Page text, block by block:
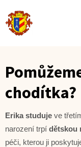
chodítka?
Erika studuje ve
narození trpí dětskou
péči, kterou ji